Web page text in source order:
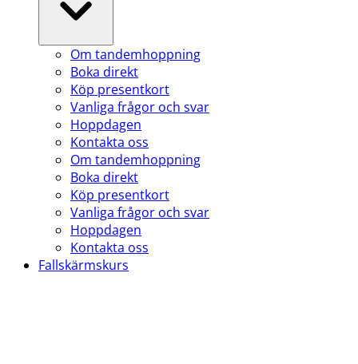
Om tandemhoppning
Boka direkt
Köp presentkort
Vanliga frågor och svar
Hoppdagen
Kontakta oss
Om tandemhoppning
Boka direkt
Köp presentkort
Vanliga frågor och svar
Hoppdagen
Kontakta oss
Fallskärmskurs